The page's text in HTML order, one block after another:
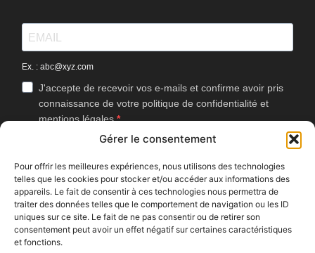
Gérer le consentement
Pour offrir les meilleures expériences, nous utilisons des technologies
telles que les cookies pour stocker et/ou accéder aux informations des
appareils. Le fait de consentir à ces technologies nous permettra de
traiter des données telles que le comportement de navigation ou les ID
uniques sur ce site. Le fait de ne pas consentir ou de retirer son
consentement peut avoir un effet négatif sur certaines caractéristiques
et fonctions.
Ex. : abc@xyz.com
J'accepte de recevoir vos e-mails et confirme avoir pris
connaissance de votre politique de confidentialité et
mentions légales.
Vous pouvez vous désinscrire à tout moment en cliquant sur le lien
J'accepte que Bike Café mesure l'ouverture des
newsletters afin d'améliorer les contenus proposés.
S'INSCRIRE